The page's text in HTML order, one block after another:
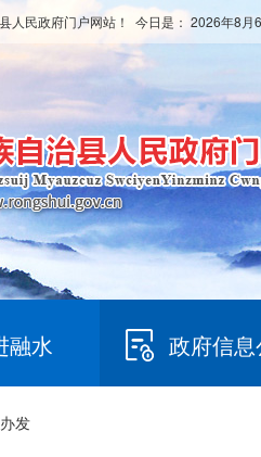
人民政府门户网站！ 今日是： 2026年8
融水 政府信
发